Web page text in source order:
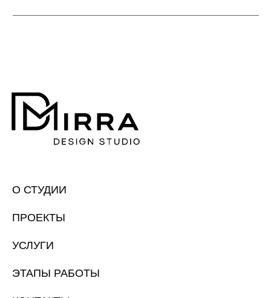
О СТУДИИ
ПРОЕКТЫ
УСЛУГИ
ЭТАПЫ РАБОТЫ